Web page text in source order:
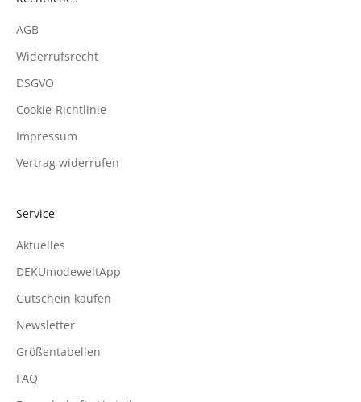
AGB
Widerrufsrecht
DSGVO
Cookie-Richtlinie
Impressum
Vertrag widerrufen
Service
Aktuelles
DEKUmodeweltApp
Gutschein kaufen
Newsletter
Größentabellen
FAQ